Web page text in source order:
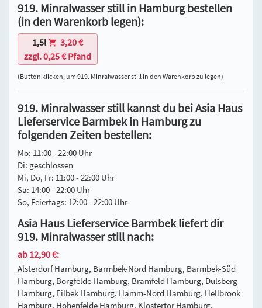
919. Minralwasser still in Hamburg bestellen
(in den Warenkorb legen):
1,5l
3,20 €
zzgl. 0,25 € Pfand
(Button klicken, um 919. Minralwasser still in den Warenkorb zu legen)
919. Minralwasser still kannst du bei Asia Haus
Lieferservice Barmbek in Hamburg zu
folgenden Zeiten bestellen:
Mo: 11:00 - 22:00 Uhr
Di: geschlossen
Mi, Do, Fr: 11:00 - 22:00 Uhr
Sa: 14:00 - 22:00 Uhr
So, Feiertags: 12:00 - 22:00 Uhr
Asia Haus Lieferservice Barmbek liefert dir
919. Minralwasser still nach:
ab 12,90 €:
Alsterdorf Hamburg, Barmbek-Nord Hamburg, Barmbek-Süd
Hamburg, Borgfelde Hamburg, Bramfeld Hamburg, Dulsberg
Hamburg, Eilbek Hamburg, Hamm-Nord Hamburg, Hellbrook
Hamburg, Hohenfelde Hamburg, Klostertor Hamburg,